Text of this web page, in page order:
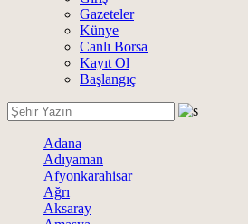
Gazeteler
Künye
Canlı Borsa
Kayıt Ol
Başlangıç
Adana
Adıyaman
Afyonkarahisar
Ağrı
Aksaray